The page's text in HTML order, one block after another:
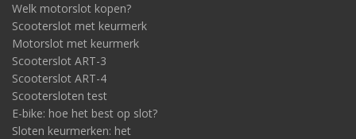
Welk motorslot kopen?
Scooterslot met keurmerk
Motorslot met keurmerk
Scooterslot ART-3
Scooterslot ART-4
Scootersloten test
E-bike: hoe het best op slot?
Sloten keurmerken: het